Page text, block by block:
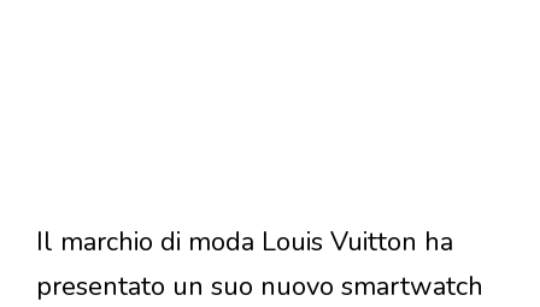
Il marchio di moda Louis Vuitton ha
presentato un suo nuovo smartwatch